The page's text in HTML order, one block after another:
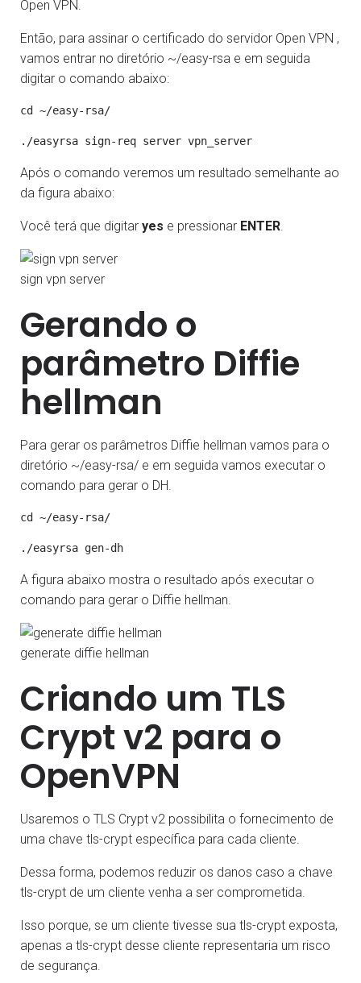
Open VPN.
Então, para assinar o certificado do servidor Open VPN ,
vamos entrar no diretório ~/easy-rsa e em seguida
digitar o comando abaixo:
Após o comando veremos um resultado semelhante ao
da figura abaixo:
Você terá que digitar yes e pressionar ENTER.
sign vpn server
Gerando o
parâmetro Diffie
hellman
Para gerar os parâmetros Diffie hellman vamos para o
diretório ~/easy-rsa/ e em seguida vamos executar o
comando para gerar o DH.
A figura abaixo mostra o resultado após executar o
comando para gerar o Diffie hellman.
generate diffie hellman
Criando um TLS
Crypt v2 para o
OpenVPN
Usaremos o TLS Crypt v2 possibilita o fornecimento de
uma chave tls-crypt específica para cada cliente.
Dessa forma, podemos reduzir os danos caso a chave
tls-crypt de um cliente venha a ser comprometida.
Isso porque, se um cliente tivesse sua tls-crypt exposta,
apenas a tls-crypt desse cliente representaria um risco
de segurança.